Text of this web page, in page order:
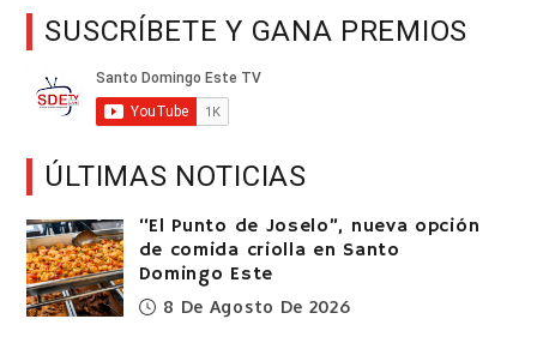
SUSCRÍBETE Y GANA PREMIOS
ÚLTIMAS NOTICIAS
“El Punto de Joselo”, nueva opción
de comida criolla en Santo
Domingo Este
8 De Agosto De 2026